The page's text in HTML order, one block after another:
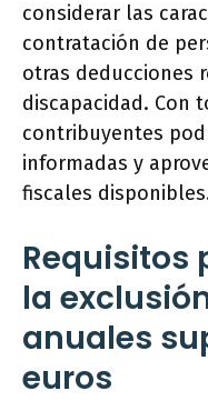
considerar las
contratación de
otras deducciones
discapacidad. Con
contribuyentes
informadas y
fiscales
Requisitos
la
anuales
euros